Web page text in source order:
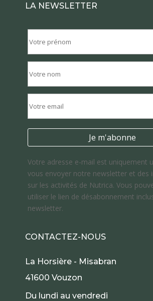
LA NEWSLETTER
Votre adresse e-mail est uniquement
vous envoyer notre newsletter et des
sur les activités de Nutrica. Vous
utiliser le lien de désabonnement
newsletter.
CONTACTEZ-NOUS
La Horsière - Misabran
41600 Vouzon
Du lundi au vendredi